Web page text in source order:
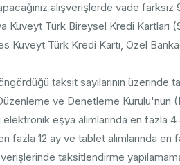
alışverişlerde vade
Kuveyt Türk Bireysel Kredi Kartları
Kuveyt Türk Kredi Kartı, Özel
taksit sayılarının üzerinde
Düzenleme ve Denetleme
elektronik eşya alımlarında en fazla
fazla 12 ay ve tablet alımlarında en
taksitlendirme